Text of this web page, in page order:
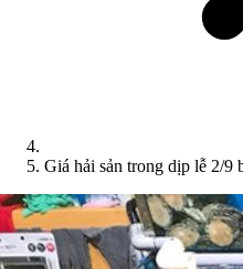
Giá hải sản trong dịp lễ 2/9